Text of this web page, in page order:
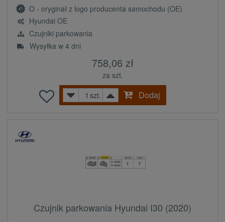
O - oryginał z logo producenta samochodu (OE)
Hyundai OE
Czujniki parkowania
Wysyłka w 4 dni
758,06 zł
za szt.
szt.
Dodaj
Czujnik parkowania Hyundai I30 (2020)